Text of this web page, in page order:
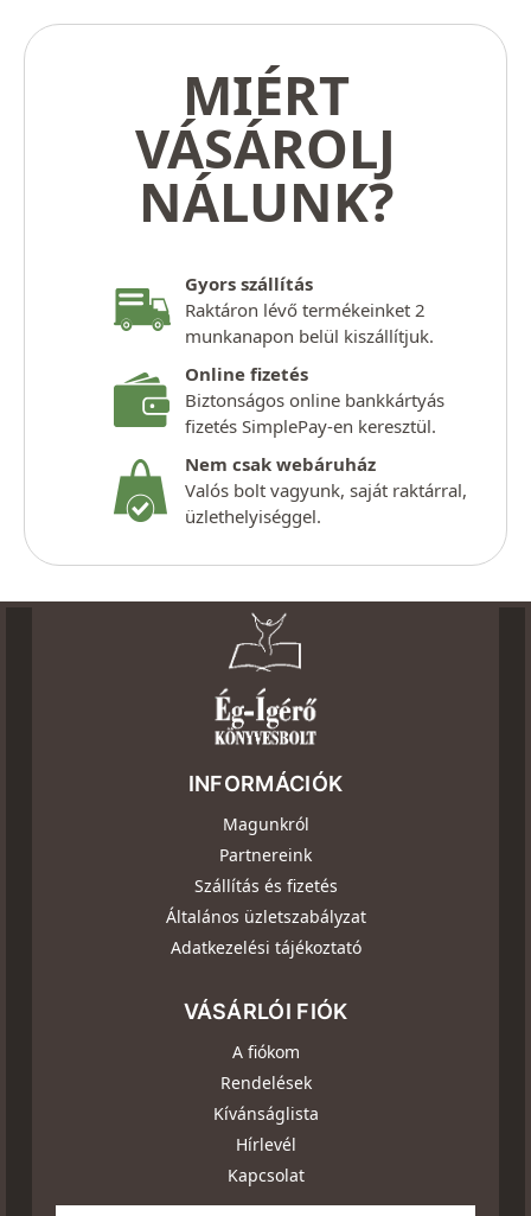
MIÉRT
VÁSÁROLJ
NÁLUNK?
Gyors szállítás
Raktáron lévő termékeinket 2
munkanapon belül kiszállítjuk.
Online fizetés
Biztonságos online bankkártyás
fizetés SimplePay-en keresztül.
Nem csak webáruház
Valós bolt vagyunk, saját raktárral,
üzlethelyiséggel.
INFORMÁCIÓK
Magunkról
Partnereink
Szállítás és fizetés
Általános üzletszabályzat
Adatkezelési tájékoztató
VÁSÁRLÓI FIÓK
A fiókom
Rendelések
Kívánságlista
Hírlevél
Kapcsolat